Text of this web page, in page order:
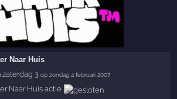
Naar Huis
zaterdag 3op zondag 4 februari 2007
Naar Huis actie